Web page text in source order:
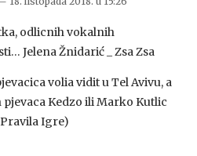
odlicnih vokalnih
Jelena Žnidarić _ Zsa Zsa
volia vidit u Tel Avivu, a
pjevaca Kedzo ili Marko Kutlic
Igre)